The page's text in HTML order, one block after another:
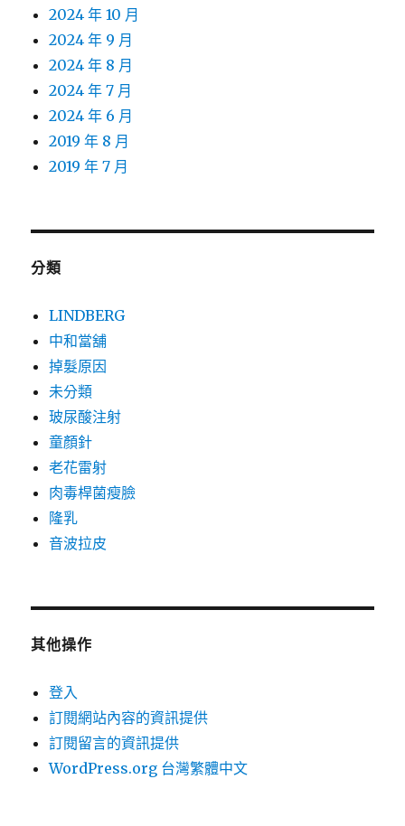
2024 年 10 月
2024 年 9 月
2024 年 8 月
2024 年 7 月
2024 年 6 月
2019 年 8 月
2019 年 7 月
分類
LINDBERG
中和當舖
掉髮原因
未分類
玻尿酸注射
童顏針
老花雷射
肉毒桿菌瘦臉
隆乳
音波拉皮
其他操作
登入
訂閱網站內容的資訊提供
訂閱留言的資訊提供
WordPress.org 台灣繁體中文